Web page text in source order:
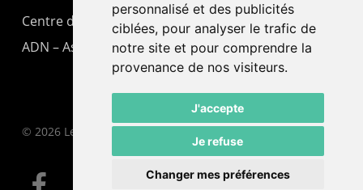
personnalisé et des publicités
ciblées, pour analyser le trafic de
notre site et pour comprendre la
provenance de nos visiteurs.
J'accepte
Je refuse
Changer mes préférences
Centre de culture ABC
ADN – Association Danse Neuchâtel
© 2026 Le Pommier.
facebook email